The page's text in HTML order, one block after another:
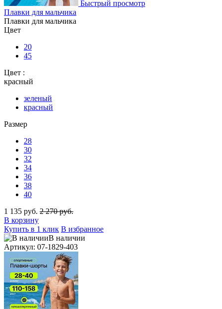
Быстрый просмотр
Плавки для мальчика
Плавки для мальчика
Цвет
20
45
Цвет :
красный
зеленый
красный
Размер
28
30
32
34
36
38
40
1 135 руб. 2 270 руб.
В корзину
Купить в 1 клик В избранное
В наличии
Артикул: 07-1829-403